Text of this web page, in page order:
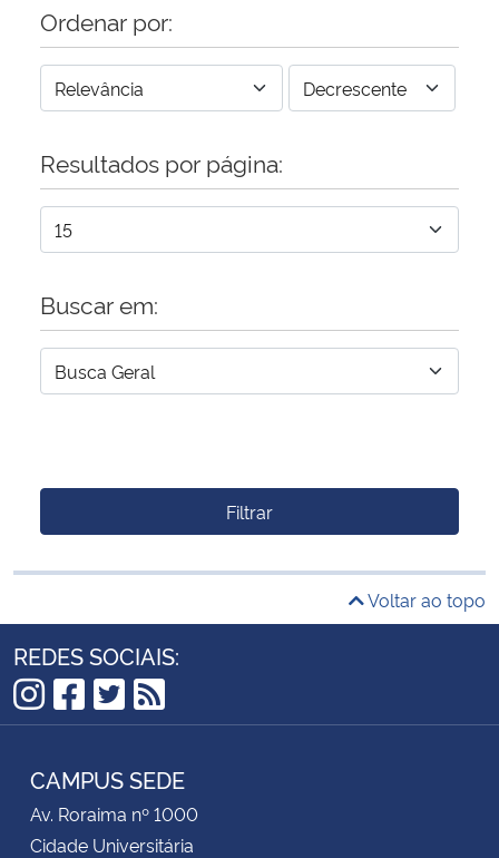
Ordenar por:
Resultados por página:
Buscar em:
Filtrar
Voltar ao topo
REDES SOCIAIS:
Instagram
Facebook
Twitter
RSS
CAMPUS SEDE
Av. Roraima nº 1000
Cidade Universitária